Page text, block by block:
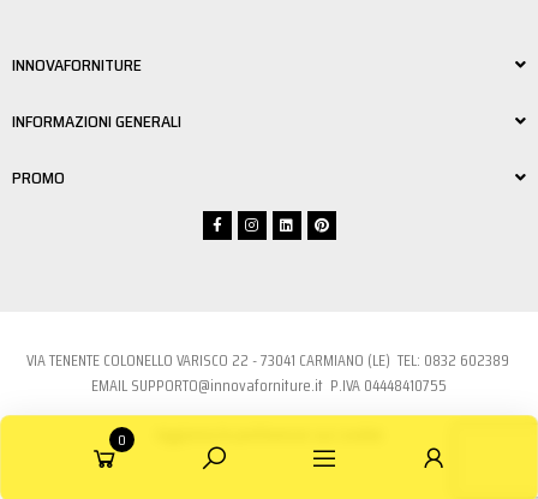
INNOVAFORNITURE
INFORMAZIONI GENERALI
PROMO
VIA TENENTE COLONELLO VARISCO 22 - 73041 CARMIANO (LE) TEL: 0832 602389
EMAILSUPPORTO@innovaforniture.it P.IVA 04448410755
0